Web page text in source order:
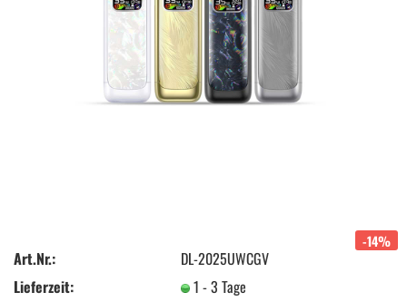
-14%
Art.Nr.:
DL-2025UWCGV
Lieferzeit:
1 - 3 Tage